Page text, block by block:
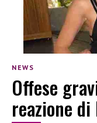
NEWS
Offese
reazione